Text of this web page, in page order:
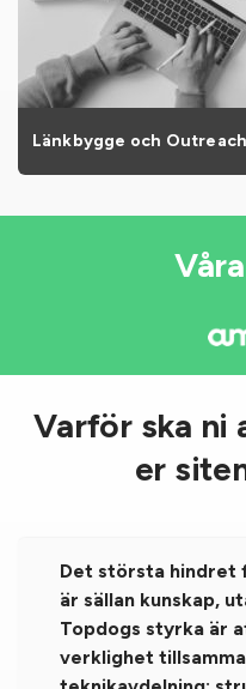
Länkbygge och Outreach
Varför ska ni
er
Det största hindret
är sällan kunskap,
Topdogs styrka är
verklighet